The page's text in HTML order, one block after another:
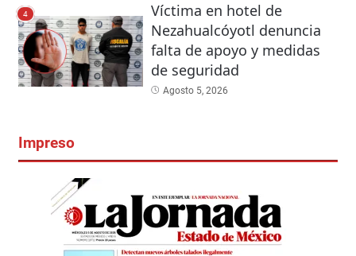
4
Víctima en hotel de
Nezahualcóyotl denuncia
falta de apoyo y medidas
de seguridad
Agosto 5, 2026
Impreso